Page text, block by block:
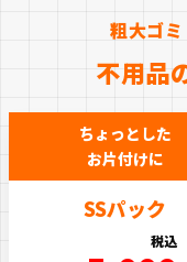
粗大ゴミ
不用品
ちょっとした
お片付けに
SSパック
税込